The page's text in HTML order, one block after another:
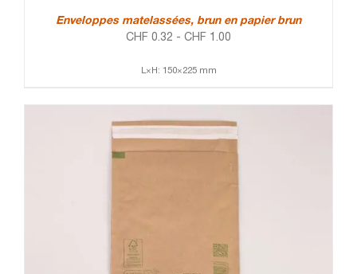
Enveloppes matelassées, brun en papier brun
CHF 0.32 - CHF 1.00
L×H: 150×225 mm